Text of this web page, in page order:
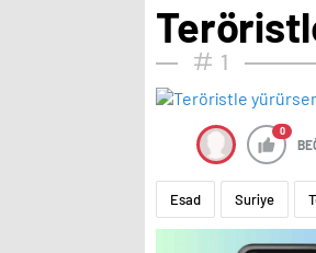
1
0
Esad Suriye